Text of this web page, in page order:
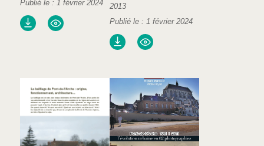
Publié le : 1 février 2024
2013
Publié le : 1 février 2024